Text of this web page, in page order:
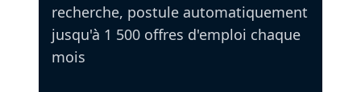
recherche, postule automatiquement
jusqu'à 1 500 offres d'emploi chaque
mois